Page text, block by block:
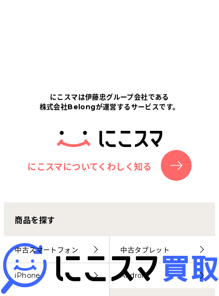
にこスマについて
サポートセンター
お客さまの声
にこスマ通信
マイページ
にこスマは伊藤忠グループ会社である
株式会社Belongが運営するサービスです。
にこスマについてくわしく知る
商品を探す
中古スマートフォン 中古タブレット
iPhone Android